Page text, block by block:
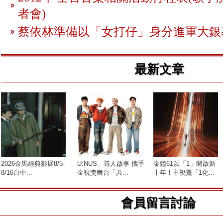
者會)
蔡依林準備以「女打仔」身分進軍大
最新文章
2026金馬經典影展8/5-
8/16台中...
U:NUS、尋人啟事 攜手
金視獎舞台「共...
金鐘61以「1」開啟新
十年！主視覺「1化...
會員留言討論